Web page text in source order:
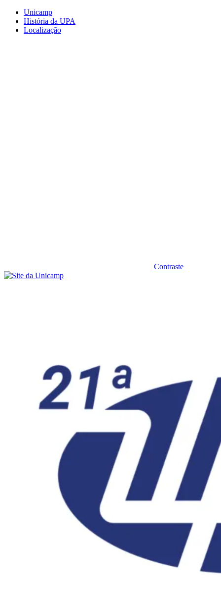
Conteúdo principal
Unicamp
História da UPA
Localização
Contraste